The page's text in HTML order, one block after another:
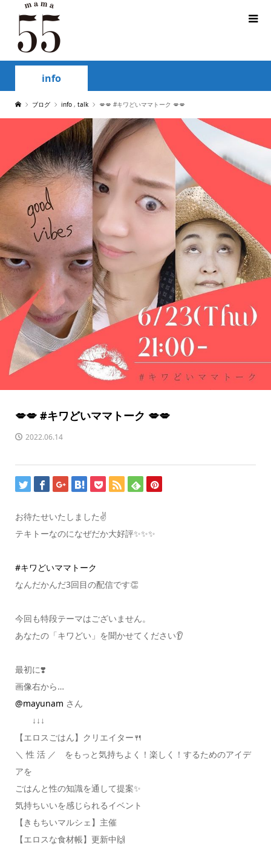
info
ブログ info , talk 💋💋 #キワどいママトーク 💋💋
💋💋 #キワどいママトーク 💋💋
2022.06.14
お待たせいたしました✌️
テキトーなのになぜだか大好評✨✨✨
#キワどいママトーク
なんだかんだ3回目の配信です👏
今回も特段テーマはございません。
あなたの「キワどい」を聞かせてください👂
最初に❣️
画像右から…
@mayunam さん
↓↓↓
【エロスごはん】クリエイター🍴
＼ 性 活 ／ をもっと気持ちよく！楽しく！するためのアイデ
アを
ごはんと性の知識を通して提案✨
気持ちいいを感じられるイベント
【きもちいマルシェ】主催
【エロスな食材帳】更新中🙌